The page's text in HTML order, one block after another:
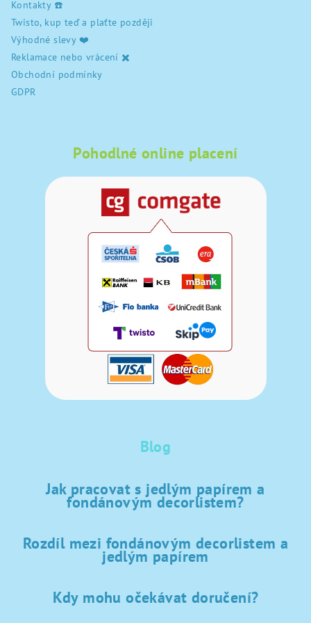
Kontakty ☎️
Twisto, kup teď a plaťte později
Výhodné slevy ❤️
Reklamace nebo vrácení ✖️
Obchodní podmínky
GDPR
Pohodlné online placení
Blog
Jak pracovat s jedlým papírem a
fondánovým decorlistem?
Rozdíl mezi fondánovým decorlistem a
jedlým papírem
Kdy mohu očekávat doručení?